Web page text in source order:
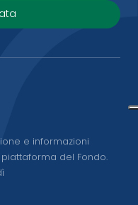
e informazioni
del Fondo.